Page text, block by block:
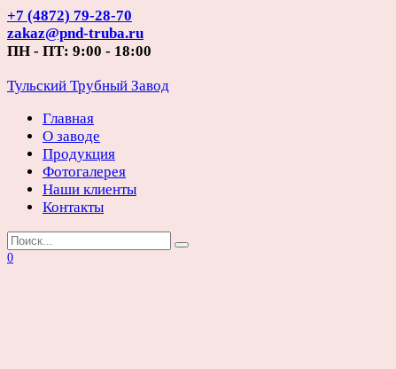
Перейти
к
содержанию
+7 (4872) 79-28-70
zakaz@pnd-truba.ru
ПН - ПТ: 9:00 - 18:00
Тульский Трубный Завод
Главная
О заводе
Продукция
Фотогалерея
Наши клиенты
Контакты
Search
for:
0